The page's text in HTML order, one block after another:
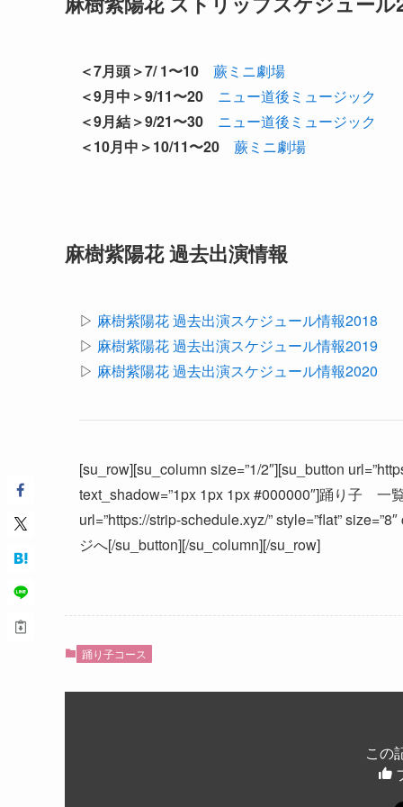
＜7月頭＞7/ 1〜10
蕨ミニ劇場
＜9月中＞9/11〜20
ニュー道後ミュージック
＜9月結＞9/21〜30
ニュー道後ミュージック
＜10月中＞10/11〜20
蕨ミニ劇場
麻樹紫陽花 過去出演情報
▷ 麻樹紫陽花 過去出演スケジュール情報2018
▷ 麻樹紫陽花 過去出演スケジュール情報2019
▷ 麻樹紫陽花 過去出演スケジュール情報2020
[su_row][su_column size=”1/2″][su_button
text_shadow=”1px 1px 1px #000000″]踊り子 一
url=”https://strip-schedule.xyz/” style=”flat”
ジへ[/su_button][/su_column][/su_row]
踊り子コース
この